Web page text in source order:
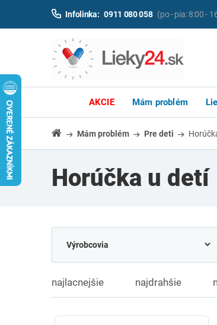
Infolinka: 0911 080 058 (po - pia: 8:00 -
AKCIE Mám problém
Mám problém Pre deti
Horúčka u detí
najlacnejšie najdrahšie